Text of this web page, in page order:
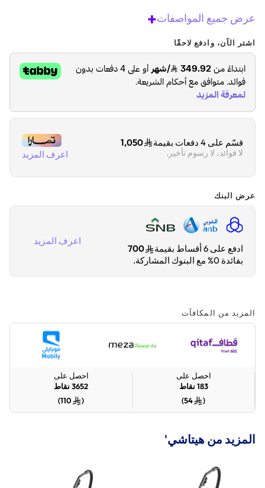
عرض جميع المواصفات+
اشتر الآن، وادفع لاحقًا
قسّم على 4 دفعات بقيمة 1,050
لا فوائد، لا رسوم تأخير. اعرف المزيد
عرض البنك
ادفع على 6 أقساط بقيمة
700
بفائدة 0% مع البنوك المشاركة.
اعرف المزيد
المزيد من المكافآت
احصل على
183 نقاط
(
54
)
احصل على
3652 نقاط
(
110
)
المزيد من هيتاشي'